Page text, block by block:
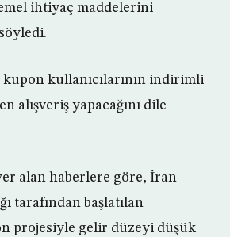
ihtiyaç maddelerini
kullanıcılarının indirimli
alışveriş yapacağını dile
alan haberlere göre, İran
tarafından başlatılan
projesiyle gelir düzeyi düşük